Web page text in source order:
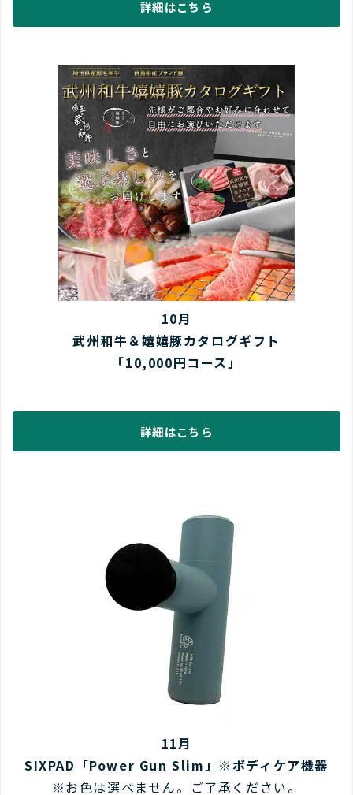
詳細はこちら
10月
武州和牛＆嬉嬉豚カタログギフト
「10,000円コース」
詳細はこちら
11月
SIXPAD「Power Gun Slim」※ボディケア機器
※お色は選べません。ご了承ください。